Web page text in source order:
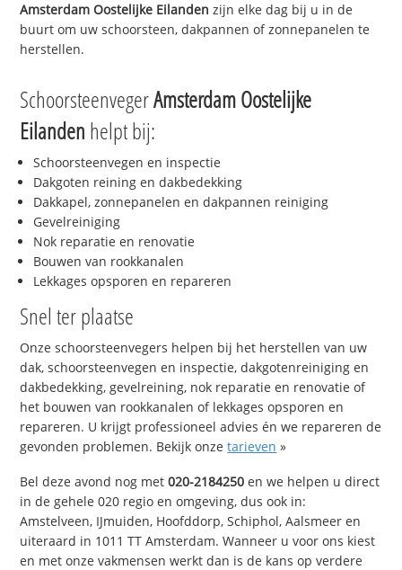
Amsterdam Oostelijke Eilandenzijn elke dag bij u in de
buurt om uw schoorsteen, dakpannen of zonnepanelen te
herstellen.
SchoorsteenvegerAmsterdam Oostelijke
Eilanden helpt bij:
Schoorsteenvegen en inspectie
Dakgoten reining en dakbedekking
Dakkapel, zonnepanelen en dakpannen reiniging
Gevelreiniging
Nok reparatie en renovatie
Bouwen van rookkanalen
Lekkages opsporen en repareren
Snel ter plaatse
Onze schoorsteenvegers helpen bij het herstellen van uw
dak, schoorsteenvegen en inspectie, dakgotenreiniging en
dakbedekking, gevelreining, nok reparatie en renovatie of
het bouwen van rookkanalen of lekkages opsporen en
repareren. U krijgt professioneel advies én we repareren de
gevonden problemen. Bekijk onzetarieven »
Bel deze avond nog met020-2184250 en we helpen u direct
in de gehele 020 regio en omgeving, dus ook in:
Amstelveen, IJmuiden, Hoofddorp, Schiphol, Aalsmeer en
uiteraard in 1011 TT Amsterdam. Wanneer u voor ons kiest
en met onze vakmensen werkt dan is de kans op verdere